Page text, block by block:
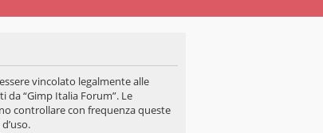
vincolato legalmente alle
da “Gimp Italia Forum”. Le
controllare con frequenza queste